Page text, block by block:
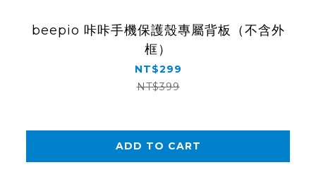
beepio 咔咔手機保護殼專屬背板（不含外
框）
NT$299
NT$399
ADD TO CART